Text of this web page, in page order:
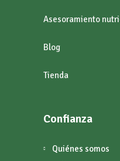
Asesoramiento
Blog
Tienda
Confianza
Quiénes somos